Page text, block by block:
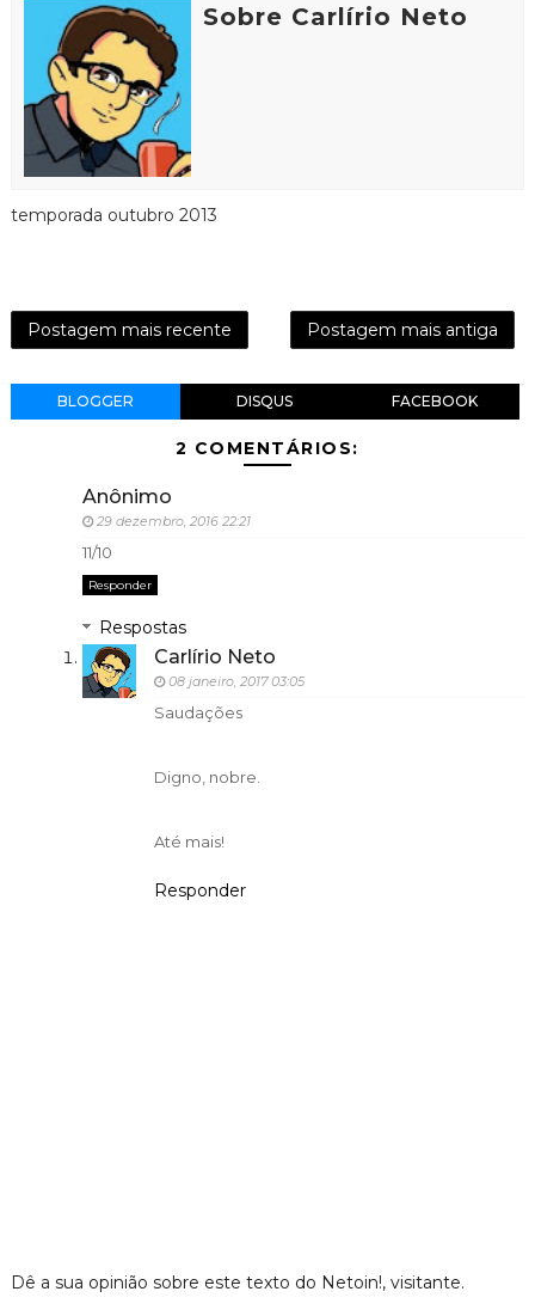
Sobre Carlírio Neto
temporada outubro 2013
Postagem mais recente Postagem mais antiga
BLOGGER DISQUS FACEBOOK
2 COMENTÁRIOS:
Anônimo
29 dezembro, 2016 22:21
11/10
Responder
Respostas
Carlírio Neto
08 janeiro, 2017 03:05
Saudações
Digno, nobre.
Até mais!
Responder
Dê a sua opinião sobre este texto do Netoin!, visitante.